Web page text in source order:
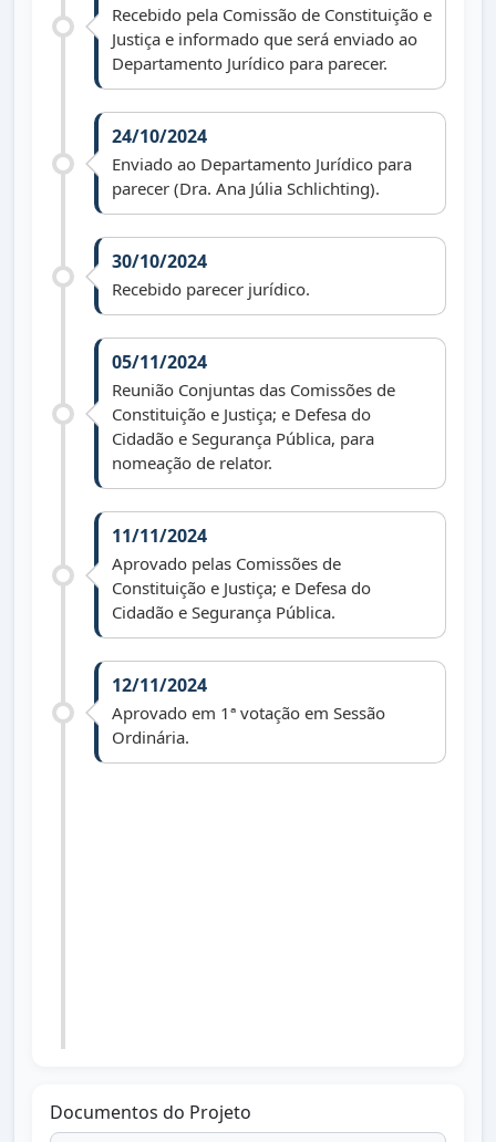
Recebido pela Comissão de Constituição e
Justiça e informado que será enviado ao
Departamento Jurídico para parecer.
24/10/2024
Enviado ao Departamento Jurídico para
parecer (Dra. Ana Júlia Schlichting).
30/10/2024
Recebido parecer jurídico.
05/11/2024
Reunião Conjuntas das Comissões de
Constituição e Justiça; e Defesa do
Cidadão e Segurança Pública, para
nomeação de relator.
11/11/2024
Aprovado pelas Comissões de
Constituição e Justiça; e Defesa do
Cidadão e Segurança Pública.
12/11/2024
Aprovado em 1ª votação em Sessão
Ordinária.
Documentos do Projeto